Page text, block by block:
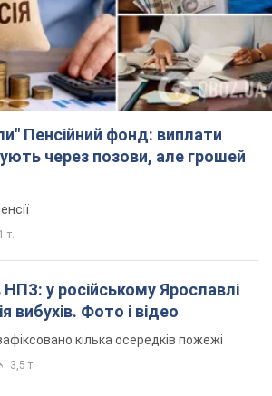
Пенсійний фонд: виплати
через позови, але грошей
т.
у російському Ярославлі
вибухів. Фото і відео
кілька осередків пожежі
3,5 т.